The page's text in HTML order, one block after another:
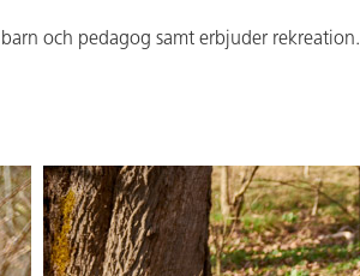
och pedagog samt erbjuder